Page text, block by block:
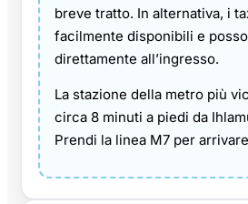
breve tratto. In alternativa, i
facilmente disponibili e
direttamente all’ingresso.
La stazione della metro più
circa 8 minuti a piedi da
Prendi la linea M7 per